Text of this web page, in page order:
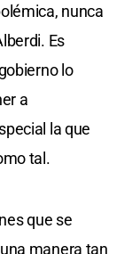
nunca
Es
lo
a
la que
tal.
que se
manera tan